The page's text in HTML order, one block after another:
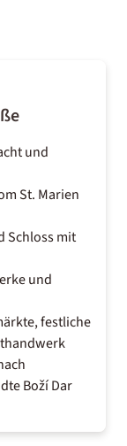
und
St. Marien
Schloss mit
und
festliche
Boží Dar